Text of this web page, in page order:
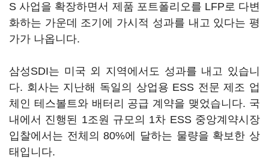
S 사업을 확장하면서 제품 포트폴리오를 LFP로 다변
화하는 가운데 조기에 가시적 성과를 내고 있다는 평
가가 나옵니다.
삼성SDI는 미국 외 지역에서도 성과를 내고 있습니
다. 회사는 지난해 독일의 상업용 ESS 전문 제조 업
체인 테스볼트와 배터리 공급 계약을 맺었습니다. 국
내에서 진행된 1조원 규모의 1차 ESS 중앙계약시장
입찰에서는 전체의 80%에 달하는 물량을 확보한 상
태입니다.